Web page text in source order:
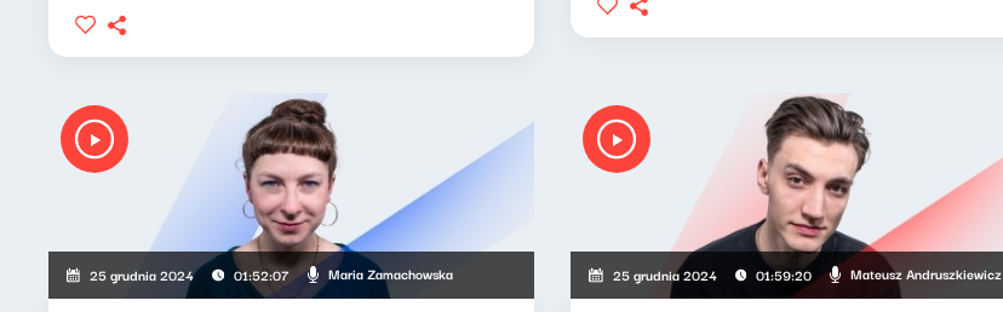
25 grudnia 2024 01:52:07 Maria Zamachowska 25 grudnia 2024 01:59:20 Mateusz Andruszkiewicz